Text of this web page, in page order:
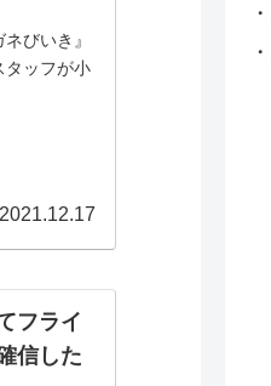
びいき』
タッフが小
2021.12.17
フライ
信した
・
・